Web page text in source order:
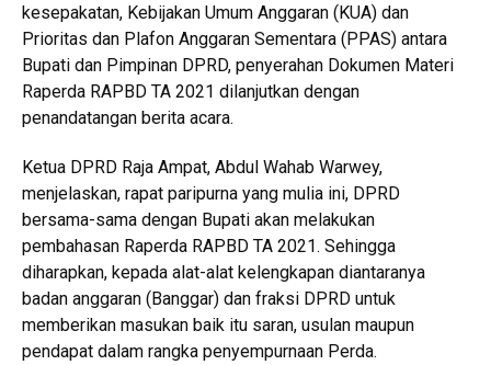
kesepakatan, Kebijakan Umum Anggaran (KUA) dan
Prioritas dan Plafon Anggaran Sementara (PPAS) antara
Bupati dan Pimpinan DPRD, penyerahan Dokumen Materi
Raperda RAPBD TA 2021 dilanjutkan dengan
penandatangan berita acara.
Ketua DPRD Raja Ampat, Abdul Wahab Warwey,
menjelaskan, rapat paripurna yang mulia ini, DPRD
bersama-sama dengan Bupati akan melakukan
pembahasan Raperda RAPBD TA 2021. Sehingga
diharapkan, kepada alat-alat kelengkapan diantaranya
badan anggaran (Banggar) dan fraksi DPRD untuk
memberikan masukan baik itu saran, usulan maupun
pendapat dalam rangka penyempurnaan Perda.